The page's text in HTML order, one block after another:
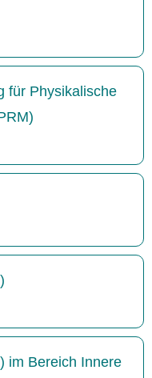
für Physikalische
im Bereich Innere